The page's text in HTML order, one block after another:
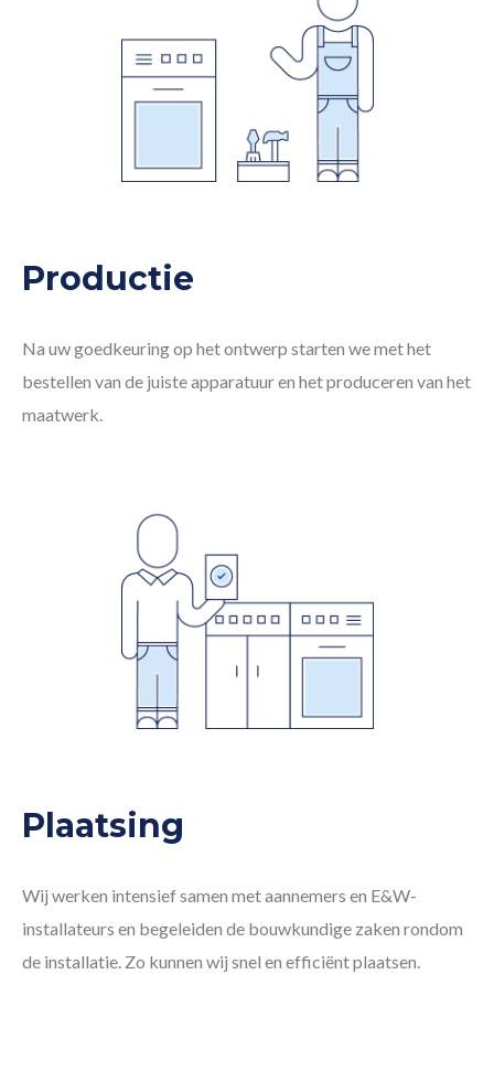
Productie
Na uw goedkeuring op het ontwerp starten we met het
bestellen van de juiste apparatuur en het produceren van het
maatwerk.
Plaatsing
Wij werken intensief samen met aannemers en E&W-
installateurs en begeleiden de bouwkundige zaken rondom
de installatie. Zo kunnen wij snel en efficiënt plaatsen.